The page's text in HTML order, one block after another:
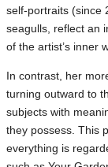
self-portraits (since
seagulls, reflect an
of the artist’s inner
In contrast, her
turning outward to
subjects with
they possess. This
everything is